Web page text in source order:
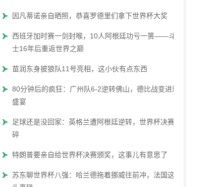
因凡蒂诺亲自晒照，恭喜罗德里们拿下世界杯大奖
西班牙加时赛一剑封喉，10人阿根廷功亏一篑——斗牛
士16年后重返世界之巅
苗润东身披狼队11号亮相，这小伙有点东西
80分钟后的疯狂：广州队6-2逆转佛山，德比战变进球
盛宴
足球还是没回家：英格兰遭阿根廷逆转，世界杯决赛梦
碎
特朗普要亲自给世界杯决赛颁奖，这事儿有意思了
苏东聊世界杯八强：哈兰德拖着挪威往前冲，法国这势